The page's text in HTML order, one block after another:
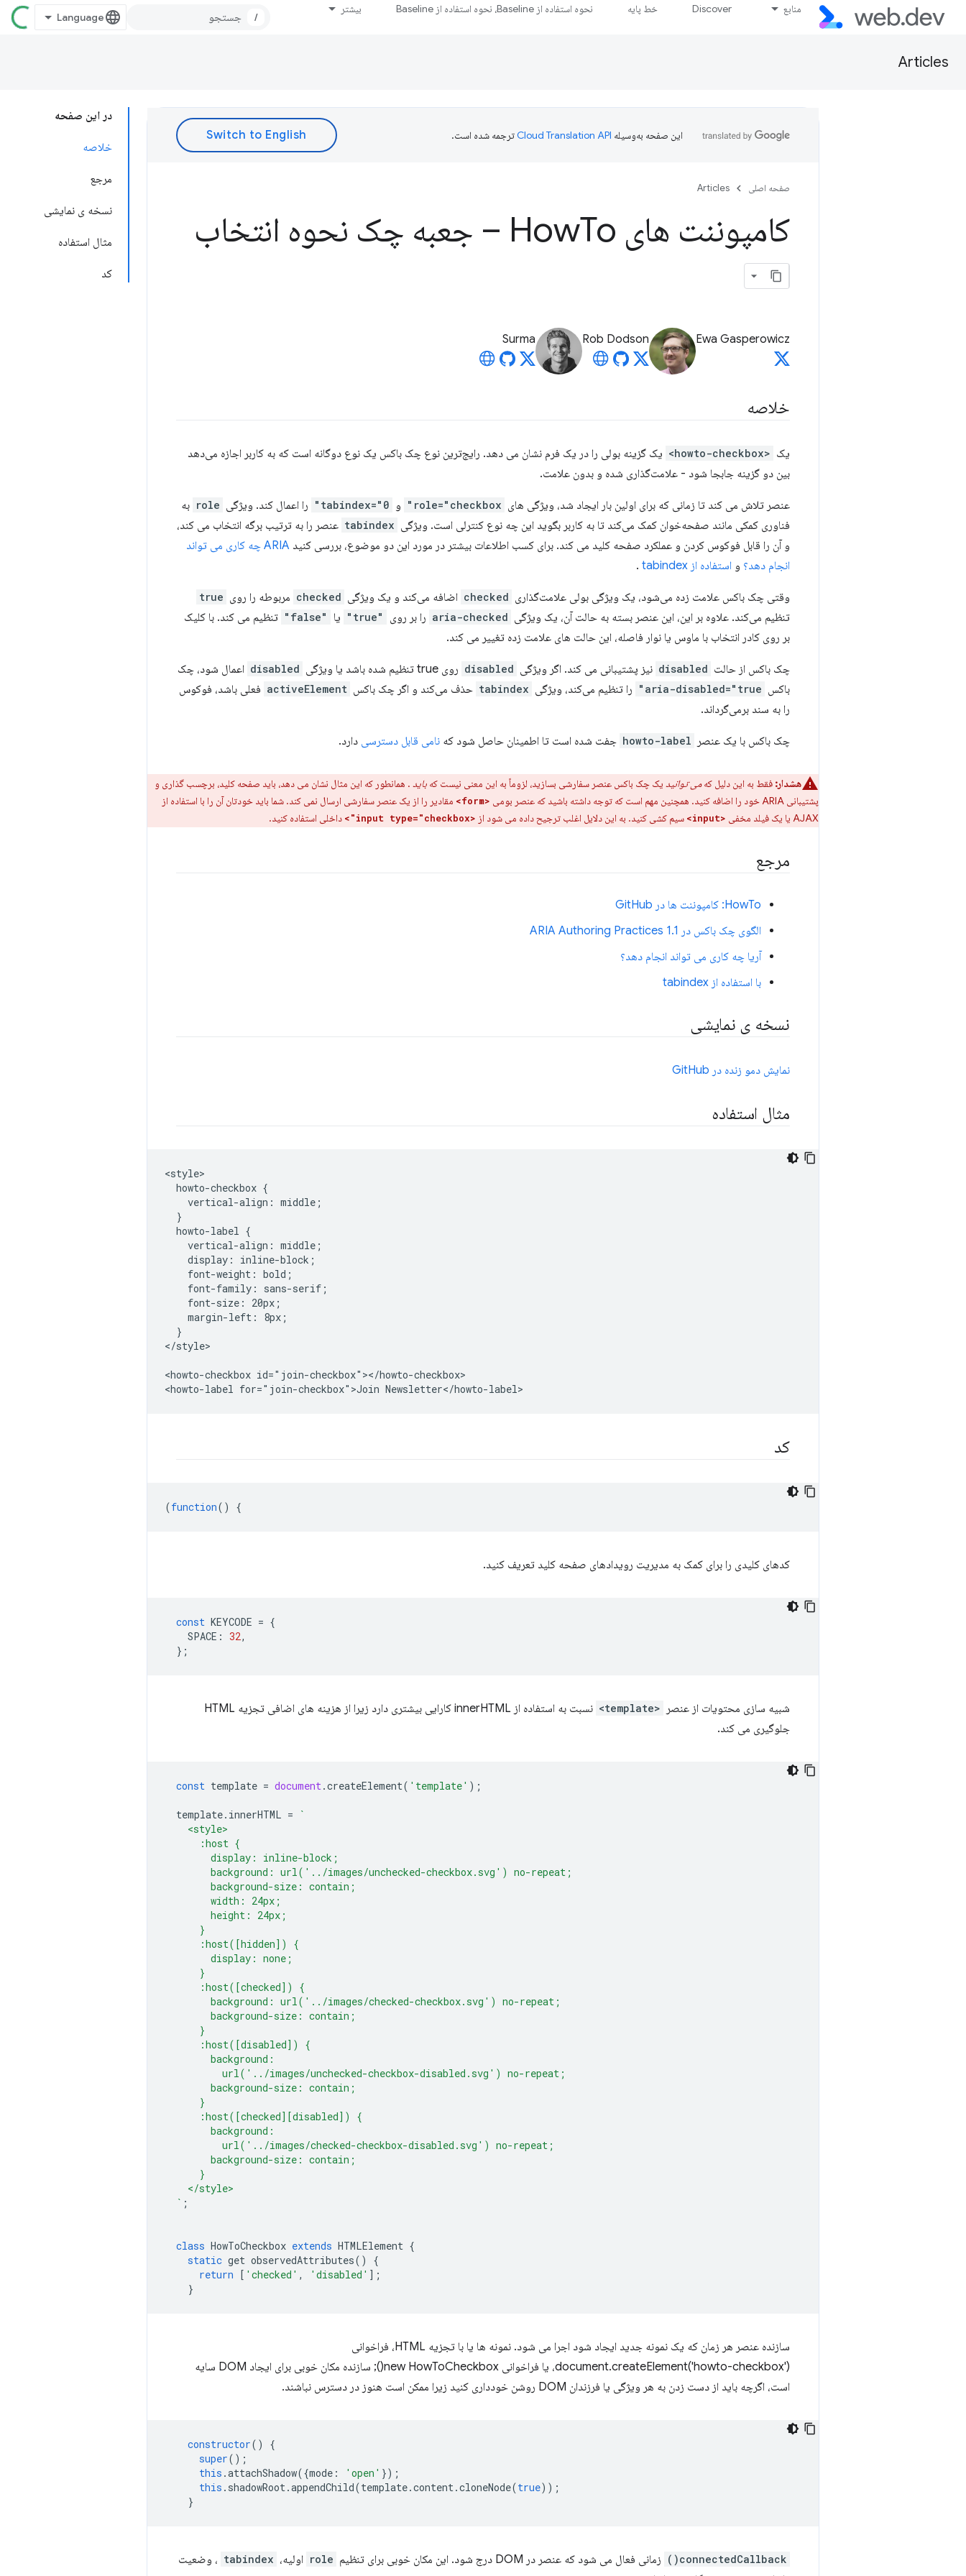
منابع Discover خط پایه نحوه استفاده از Baseline، نحوه استفاده از Baseline بیشتر
/
Articles
در این صفحه
خلاصه
مرجع
نسخه ی نمایشی
مثال استفاده
کد
این صفحه به‌وسیله ترجمه شده است.
صفحه اصلی Articles
کامپوننت های How To – جعبه چک نحوه انتخاب
Ewa Gasperowicz
Rob Dodson
Surma
خلاصه
یک <howto-checkbox>
یک گزینه بولی را در یک فرم نشان می دهد. رایج‌ترین نوع چک باکس یک نوع دوگانه است که به کاربر اجازه می‌دهد
بین دو گزینه جابجا شود - علامت‌گذاری شده و بدون علامت.
عنصر تلاش می کند تا زمانی که برای اولین بار ایجاد شد، ویژگی های role="checkbox" و tabindex="0" را اعمال کند. ویژگی role به
فناوری کمکی مانند صفحه‌خوان کمک می‌کند تا به کاربر بگوید این چه نوع کنترلی است. ویژگی tabindex عنصر را به ترتیب برگه انتخاب می کند،
و آن را قابل فوکوس کردن و عملکرد صفحه کلید می کند. برای کسب اطلاعات بیشتر در مورد این دو موضوع، بررسی کنید
ARIA چه کاری می تواند
انجام دهد؟ و استفاده از tabindex .
وقتی چک باکس علامت زده می‌شود، یک ویژگی بولی علامت‌گذاری checked اضافه می‌کند و یک ویژگی checked مربوطه را روی true
تنظیم می‌کند. علاوه بر این، این عنصر بسته به حالت آن، یک ویژگی aria-checked را بر روی "true" یا "false"
تنظیم می کند. با کلیک
بر روی کادر انتخاب با ماوس یا نوار فاصله، این حالت های علامت زده تغییر می کند.
چک باکس از حالت disabled نیز پشتیبانی می کند. اگر ویژگی disabled روی true تنظیم شده باشد یا ویژگی disabled اعمال شود، چک
باکس aria-disabled="true" را تنظیم می‌کند، ویژگی tabindex حذف می‌کند و اگر چک باکس activeElement فعلی باشد، فوکوس
را به سند برمی‌گرداند.
چک باکس با یک عنصر howto-label جفت شده است تا اطمینان حاصل شود که نامی قابل دسترسی دارد.
هشدار: فقط به این دلیل کهمی توانید یک چک باکس عنصر سفارشی بسازید، لزوماً به این معنی نیست که باید . همانطور که این مثال نشان می دهد، باید صفحه کلید، برچسب گذاری و
پشتیبانی ARIA خود را اضافه کنید. همچنین مهم است که توجه داشته باشید که عنصر بومی
<form>
مقادیر را از یک عنصر سفارشی ارسال نمی کند. شما باید خودتان آن را با استفاده از
AJAX یا یک فیلد مخفی
<input> سیم کشی کنید. به این دلایل اغلب ترجیح داده می شود از <input type="checkbox"> داخلی استفاده کنید.
مرجع
HowTo: کامپوننت ها در GitHub
الگوی چک باکس در ARIA Authoring Practices 1.1
آریا چه کاری می تواند انجام دهد؟
با استفاده از tabindex
نسخه ی نمایشی
نمایش دمو زنده در GitHub
مثال استفاده
<style>
  howto-checkbox {
    vertical-align: middle;
  }
  howto-label {
    vertical-align: middle;
    display: inline-block;
    font-weight: bold;
    font-family: sans-serif;
    font-size: 20px;
    margin-left: 8px;
  }
</style>
<howto-checkbox id="join-checkbox"></howto-checkbox>
کد
(function() {
کدهای کلیدی را برای کمک به مدیریت رویدادهای صفحه کلید تعریف کنید.
const KEYCODE = {
SPACE : 32,
};
شبیه سازی محتویات از عنصر <template>
نسبت به استفاده از innerHTML کارایی بیشتری دارد زیرا از هزینه های اضافی تجزیه HTML
جلوگیری می کند.
const template = document.createElement( 'template' );
template. innerHTML =
`
    <style>
      :host {
        display: inline-block;
        background: url('../images/unchecked-checkbox.svg') no-repeat;
        background-size: contain;
        width: 24px;
        height: 24px;
      }
      :host([hidden]) {
        display: none;
      }
      :host([checked]) {
        background: url('../images/checked-checkbox.svg') no-repeat;
        background-size: contain;
      }
      :host([disabled]) {
        background:
          url('../images/unchecked-checkbox-disabled.svg') no-repeat;
        background-size: contain;
      }
      :host([checked][disabled]) {
        background:
          url('../images/checked-checkbox-disabled.svg') no-repeat;
        background-size: contain;
      }
    </style>
  `
;
class HowToCheckbox extends HTMLElement {
static get observedAttributes()
{
return [ 'checked' , 'disabled' ];
}
سازنده عنصر هر زمان که یک نمونه جدید ایجاد شود اجرا می شود. نمونه ها یا با تجزیه HTML، فراخوانی
document.createElement('howto-checkbox')، یا فراخوانی new HowToCheckbox(); سازنده مکان خوبی برای ایجاد DOM سایه
است، اگرچه باید از دست زدن به هر ویژگی یا فرزندان DOM روشن خودداری کنید زیرا ممکن است هنوز در دسترس نباشند.
constructor()
{
super();
this .attachShadow({mode : 'open' });
this . shadowRoot.appendChild(template.content.cloneNode(true));
}
connectedCallback() زمانی فعال می شود که عنصر در DOM درج شود. این مکان خوبی برای تنظیم role اولیه، tabindex ، وضعیت